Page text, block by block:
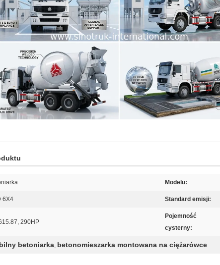
Modelu:
6X4 Standard emisji:
290HP
Pojemność
cysterny:
betoniarka, betonomieszarka montowana na ciężarówce